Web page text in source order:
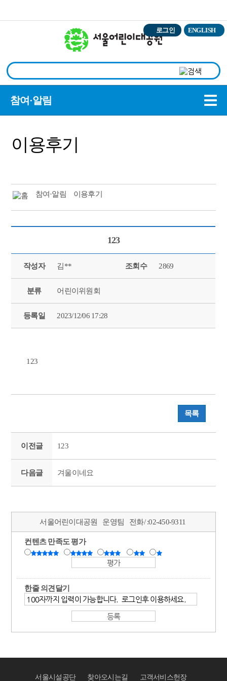
로그인 ENGLISH
참여·알림
이용후기
참여·알림 이용후기
123
작성자 김** 조회수 2869
분류 어린이위원회
등록일 2023/12/06 17:28
123
목록
이전글 123
다음글 겨울이네요
서울어린이대공원 운영팀 전화/ :02-450-9311
컨텐츠 만족도 평가
한줄 의견달기
서울시설공단 찾아오시는길 고객서비스헌장